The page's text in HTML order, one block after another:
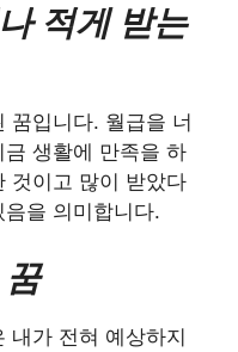
적게 받는
꿈입니다. 월급을 너
생활에 만족을 하
것이고 많이 받았다
을 의미합니다.
내가 전혀 예상하지